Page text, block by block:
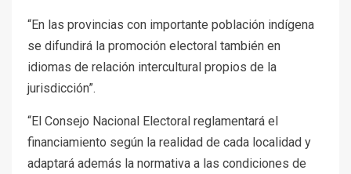
“En las provincias con importante población indígena
se difundirá la promoción electoral también en
idiomas de relación intercultural propios de la
jurisdicción”.
“El Consejo Nacional Electoral reglamentará el
financiamiento según la realidad de cada localidad y
adaptará además la normativa a las condiciones de